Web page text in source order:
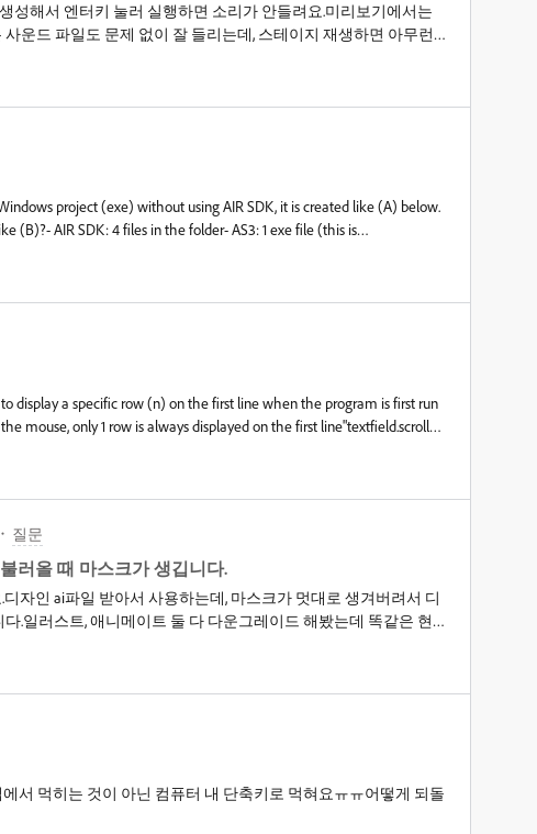
성해서 엔터키 눌러 실행하면 소리가 안들려요.미리보기에서는
운드 파일도 문제 없이 잘 들리는데, 스테이지 재생하면 아무런
사운드에 맞춰 액션을 넣으려고 하는데 작업환경에서
project (exe) without using AIR SDK, it is created like (A) below.
(B)?- AIR SDK: 4 files in the folder- AS3: 1 exe file (this is
would appreciate your help&nbsp;
display a specific row (n) on the first line when the program is first run
mouse, only 1 row is always displayed on the first line"textfield.scrollV
it works fine for clicks assigned to buttonsAny solution?
질문
러올 때 마스크가 생깁니다.
자인 ai파일 받아서 사용하는데, 마스크가 멋대로 생겨버려서 디
.일러스트, 애니메이트 둘 다 다운그레이드 해봤는데 똑같은 현상
요?
서 먹히는 것이 아닌 컴퓨터 내 단축키로 먹혀요ㅠㅠ어떻게 되돌